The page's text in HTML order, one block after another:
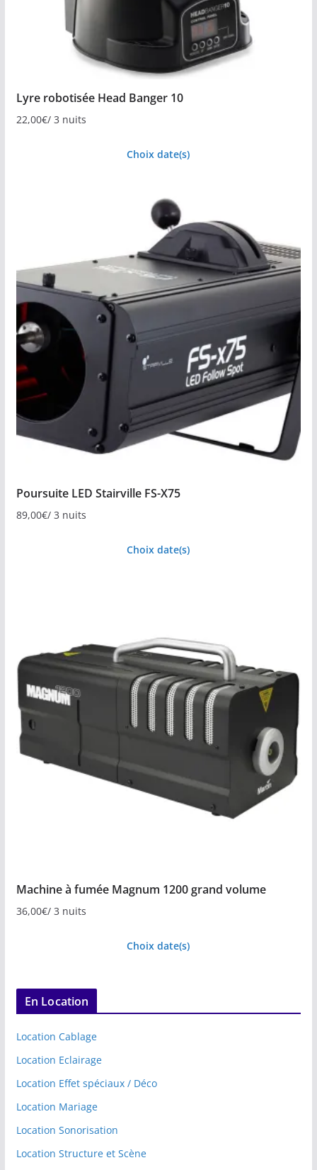
Lyre robotisée Head Banger 10
22,00€/ 3 nuits
Choix date(s)
Poursuite LED Stairville FS-X75
89,00€/ 3 nuits
Choix date(s)
Machine à fumée Magnum 1200 grand volume
36,00€/ 3 nuits
Choix date(s)
En Location
Location Cablage
Location Eclairage
Location Effet spéciaux / Déco
Location Mariage
Location Sonorisation
Location Structure et Scène